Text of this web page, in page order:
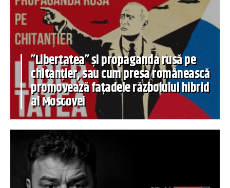
”Libertatea” și propaganda rusă pe
chitanțier, sau cum presa românească
promovează fațadele războiului hibrid
al Moscovei